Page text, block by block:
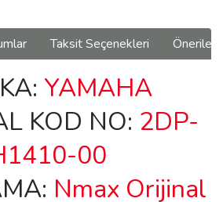
Taksit Seçenekleri
YAMAHA
KOD NO: 2DP-
00
Nmax Orijinal